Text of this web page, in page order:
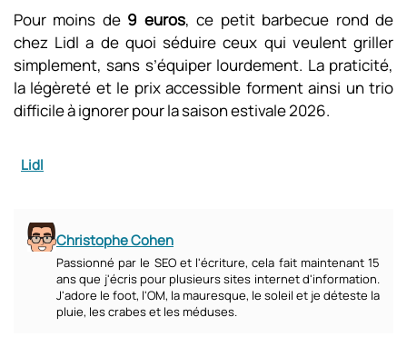
Pour moins de 9 euros, ce petit barbecue rond de
chez Lidl a de quoi séduire ceux qui veulent griller
simplement, sans s’équiper lourdement. La praticité,
la légèreté et le prix accessible forment ainsi un trio
difficile à ignorer pour la saison estivale 2026.
Lidl
Christophe Cohen
Passionné par le SEO et l'écriture, cela fait maintenant 15
ans que j'écris pour plusieurs sites internet d'information.
J'adore le foot, l'OM, la mauresque, le soleil et je déteste la
pluie, les crabes et les méduses.